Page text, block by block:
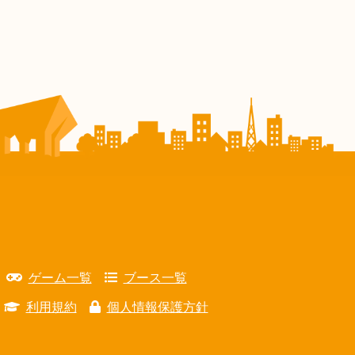
ゲーム一覧 ブース一覧
利用規約 個人情報保護方針